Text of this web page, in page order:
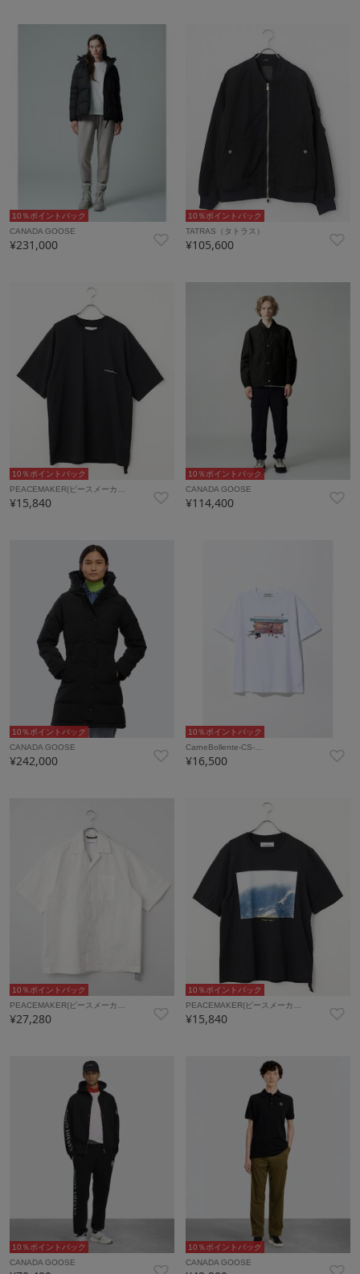
10％ポイントバック
CANADA GOOSE
¥231,000
10％ポイントバック
TATRAS（タトラス）
¥105,600
10％ポイントバック
PEACEMAKER(ピースメーカ…
¥15,840
10％ポイントバック
CANADA GOOSE
¥114,400
10％ポイントバック
CANADA GOOSE
¥242,000
10％ポイントバック
CarneBollente-CS-…
¥16,500
10％ポイントバック
PEACEMAKER(ピースメーカ…
¥27,280
10％ポイントバック
PEACEMAKER(ピースメーカ…
¥15,840
10％ポイントバック
CANADA GOOSE
10％ポイントバック
CANADA GOOSE